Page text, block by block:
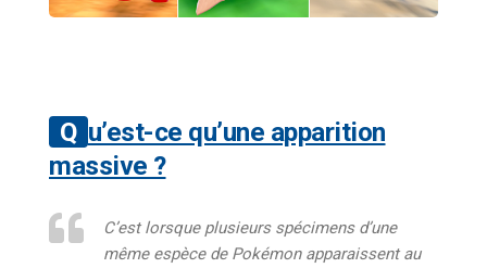
Qu’est-ce qu’une apparition
massive ?
C’est lorsque plusieurs spécimens d’une
même espèce de Pokémon apparaissent au